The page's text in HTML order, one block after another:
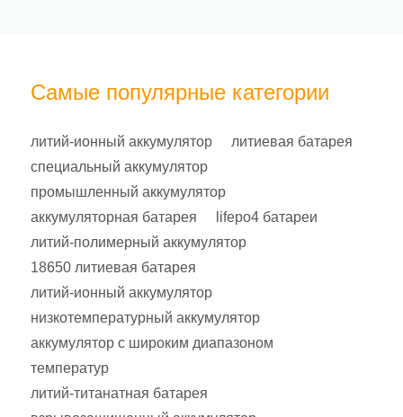
Самые популярные категории
литий-ионный аккумулятор
литиевая батарея
специальный аккумулятор
промышленный аккумулятор
аккумуляторная батарея
lifepo4 батареи
литий-полимерный аккумулятор
18650 литиевая батарея
литий-ионный аккумулятор
низкотемпературный аккумулятор
аккумулятор с широким диапазоном
температур
литий-титанатная батарея